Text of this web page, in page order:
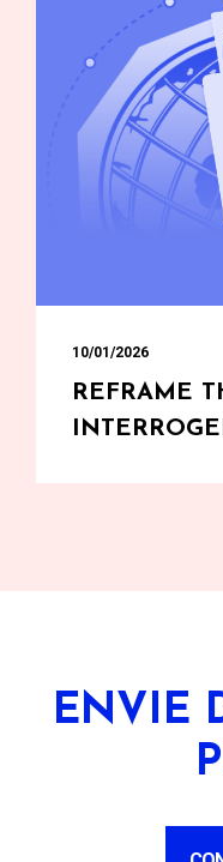
10/01/2026
REFRAME
ENVIE